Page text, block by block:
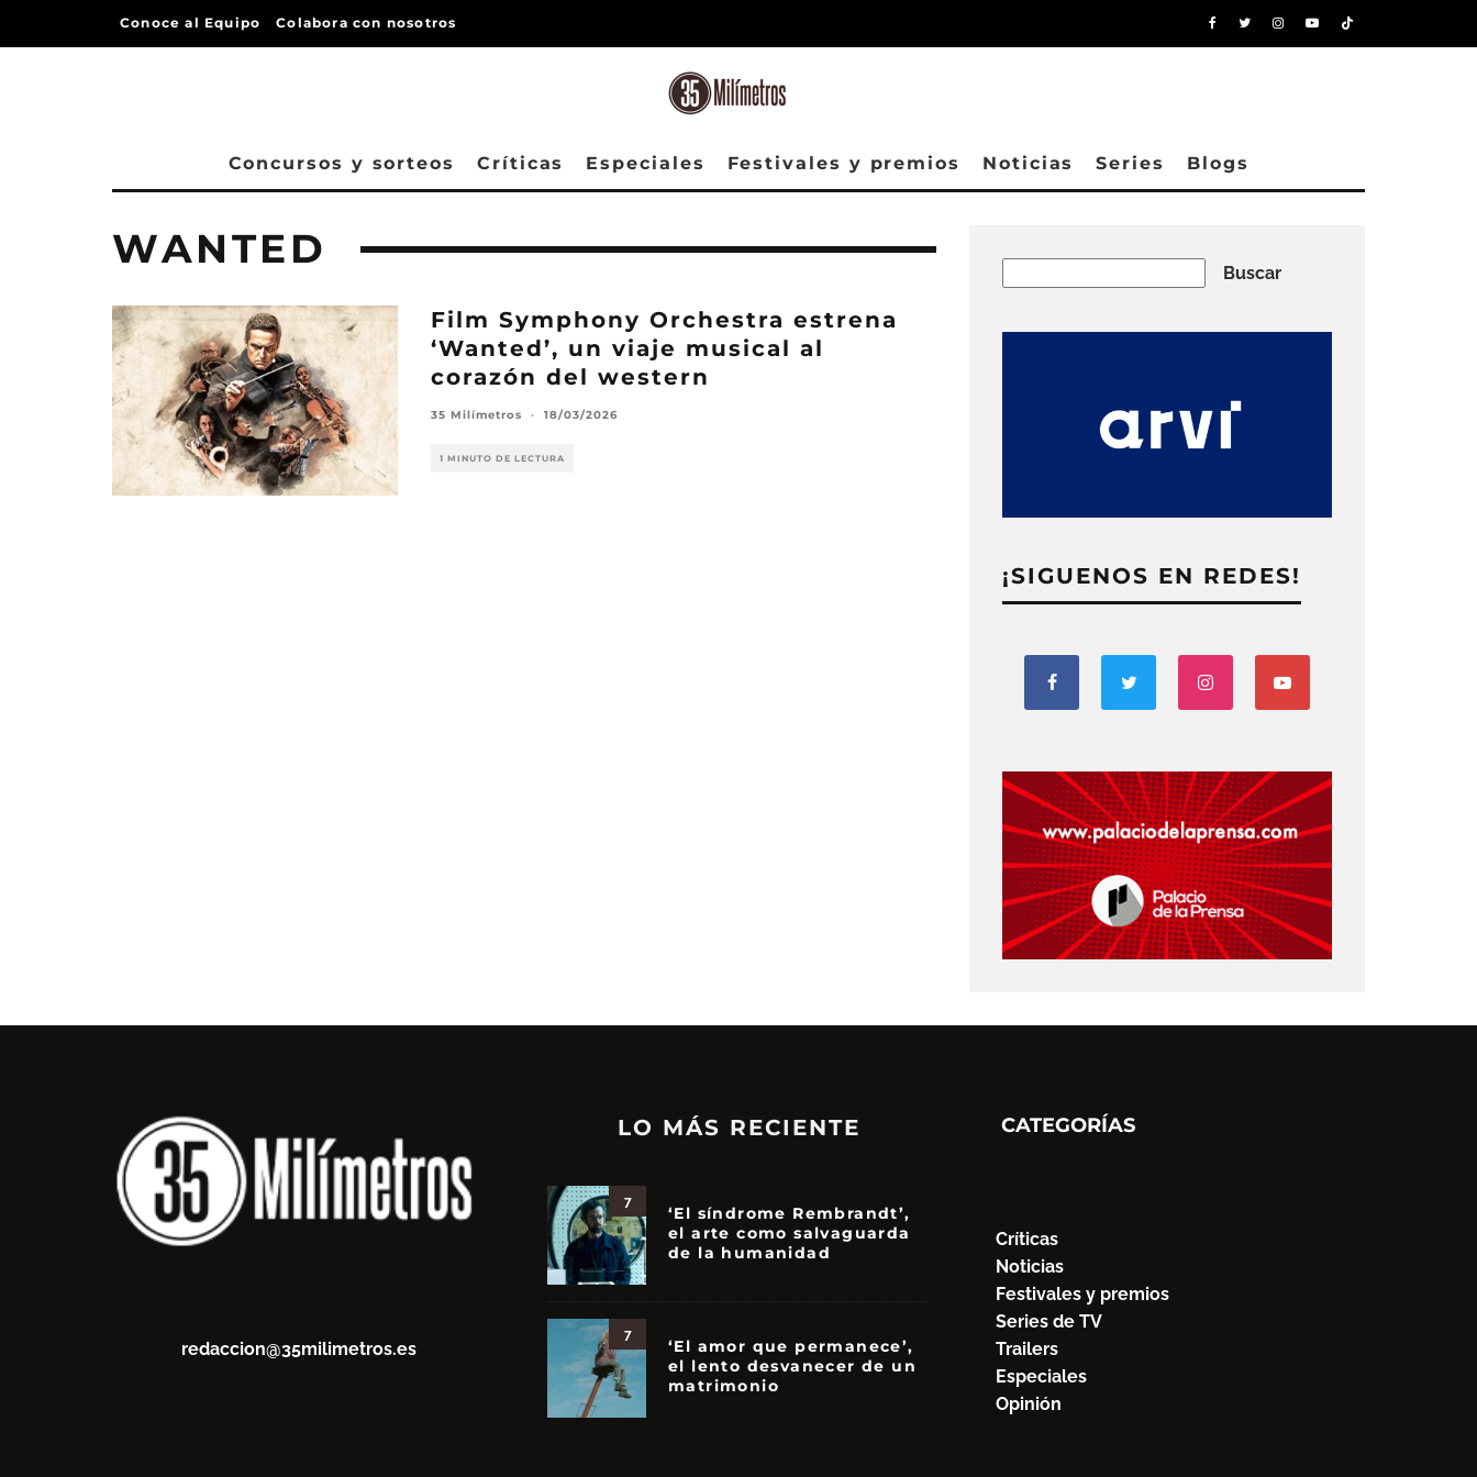
Conoce al Equipo Colabora con nosotros
Concursos y sorteos Críticas Especiales Festivales y premios Noticias Series Blogs
WANTED
Film Symphony Orchestra estrena
‘Wanted’, un viaje musical al
corazón del western
35 Milímetros · 18/03/2026
1 MINUTO DE LECTURA
Buscar
¡SIGUENOS EN REDES!
redaccion@35milimetros.es
LO MÁS RECIENTE
7
‘El síndrome Rembrandt’,
el arte como salvaguarda
de la humanidad
7
‘El amor que permanece’,
el lento desvanecer de un
matrimonio
CATEGORÍAS
Críticas
Noticias
Festivales y premios
Series de TV
Trailers
Especiales
Opinión